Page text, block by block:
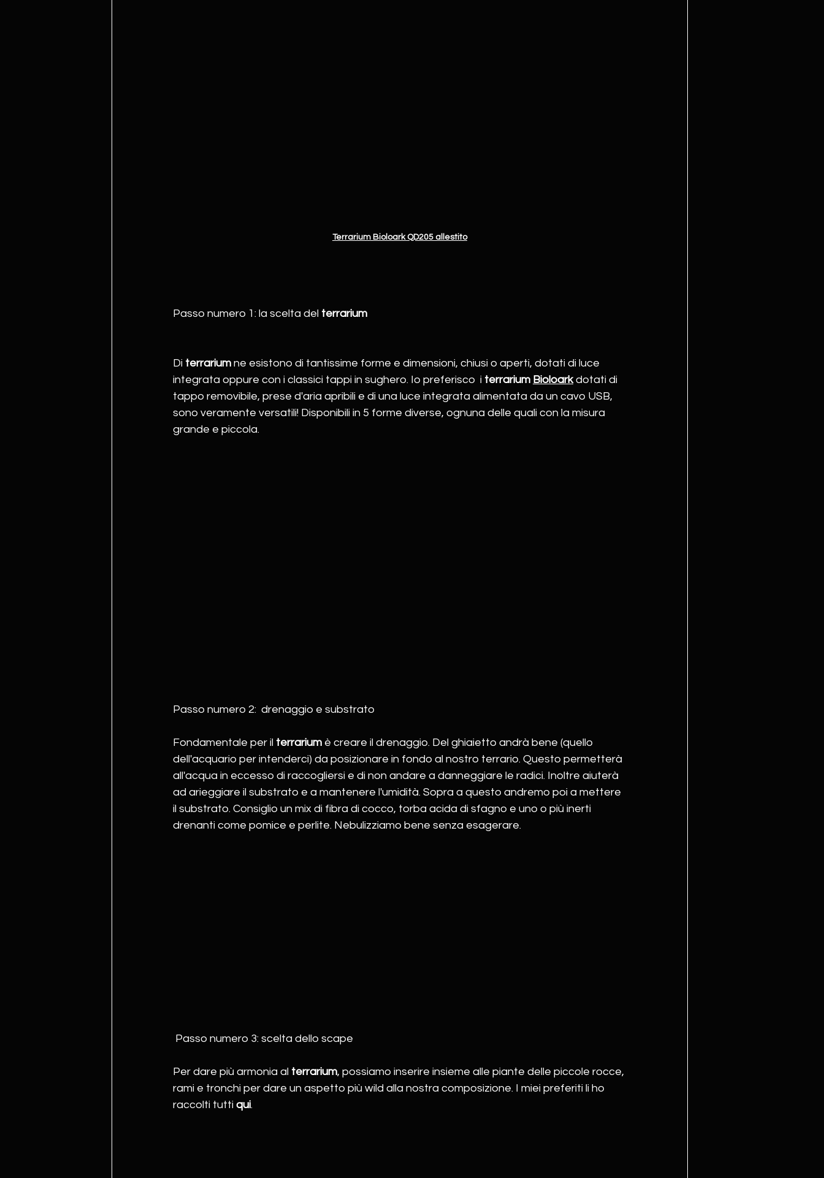
Terrarium Bioloark QD205 allestito
Passo numero 1: la scelta del terrarium
Di terrarium ne esistono di tantissime forme e dimensioni, chiusi o aperti, dotati di luce
integrata oppure con i classici tappi in sughero. Io preferisco  i terrarium Bioloark dotati di
tappo removibile, prese d'aria apribili e di una luce integrata alimentata da un cavo USB,
sono veramente versatili! Disponibili in 5 forme diverse, ognuna delle quali con la misura
grande e piccola.
Passo numero 2:  drenaggio e substrato
Fondamentale per il terrarium è creare il drenaggio. Del ghiaietto andrà bene (quello
dell'acquario per intenderci) da posizionare in fondo al nostro terrario. Questo permetterà
all'acqua in eccesso di raccogliersi e di non andare a danneggiare le radici. Inoltre aiuterà
ad arieggiare il substrato e a mantenere l'umidità. Sopra a questo andremo poi a mettere
il substrato. Consiglio un mix di fibra di cocco, torba acida di sfagno e uno o più inerti
drenanti come pomice e perlite. Nebulizziamo bene senza esagerare.
Passo numero 3: scelta dello scape
Per dare più armonia al terrarium, possiamo inserire insieme alle piante delle piccole rocce,
rami e tronchi per dare un aspetto più wild alla nostra composizione. I miei preferiti li ho
raccolti tutti qui.